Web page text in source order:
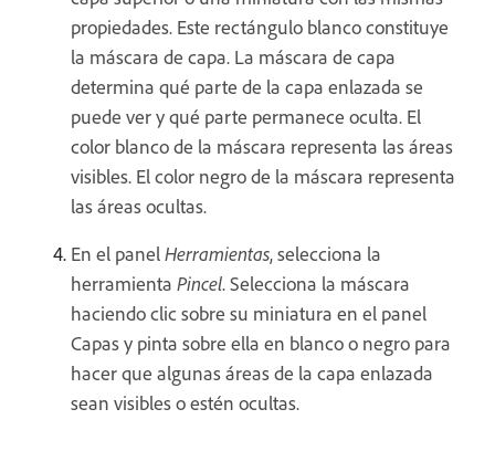
propiedades. Este rectángulo blanco constituye
la máscara de capa. La máscara de capa
determina qué parte de la capa enlazada se
puede ver y qué parte permanece oculta. El
color blanco de la máscara representa las áreas
visibles. El color negro de la máscara representa
las áreas ocultas.
En el panelHerramientas, selecciona la
herramienta Pincel. Selecciona la máscara
haciendo clic sobre su miniatura en el panel
Capas y pinta sobre ella en blanco o negro para
hacer que algunas áreas de la capa enlazada
sean visibles o estén ocultas.